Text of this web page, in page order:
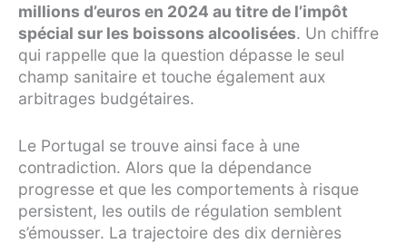
millions d’euros en 2024 au titre de l’impôt
spécial sur les boissons alcoolisées. Un chiffre
qui rappelle que la question dépasse le seul
champ sanitaire et touche également aux
arbitrages budgétaires.
Le Portugal se trouve ainsi face à une
contradiction. Alors que la dépendance
progresse et que les comportements à risque
persistent, les outils de régulation semblent
s’émousser. La trajectoire des dix dernières